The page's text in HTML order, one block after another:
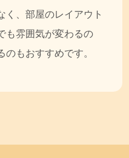
く、部屋のレイアウト
も雰囲気が変わるの
もおすすめです。